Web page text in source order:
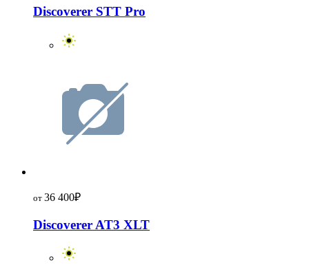
Discoverer STT Pro
от 36 400₽
Discoverer AT3 XLT